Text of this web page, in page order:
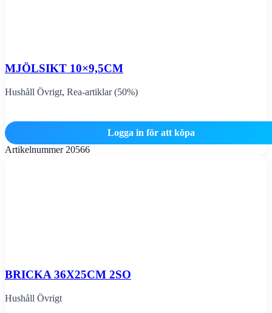
MJÖLSIKT 10×9,5CM
Hushåll Övrigt, Rea-artiklar (50%)
Logga in för att köpa
Artikelnummer 20566
BRICKA 36X25CM 2SO
Hushåll Övrigt